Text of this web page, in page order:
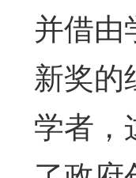
并借由
新奖的
学者，